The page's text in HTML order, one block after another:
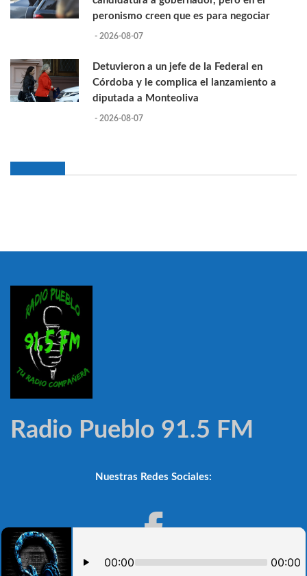
peronismo creen que es para negociar
- 2026-08-07
Detuvieron a un jefe de la Federal en
Córdoba y le complica el lanzamiento a
diputada a Monteoliva
- 2026-08-07
Radio Pueblo 91.5 FM
Nuestras Redes Sociales: